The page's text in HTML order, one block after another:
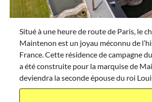
Situé à une heure de route de Paris, le
Maintenon est un joyau méconnu de
France. Cette résidence de campagne
a été construite pour la marquise de
deviendra la seconde épouse du roi